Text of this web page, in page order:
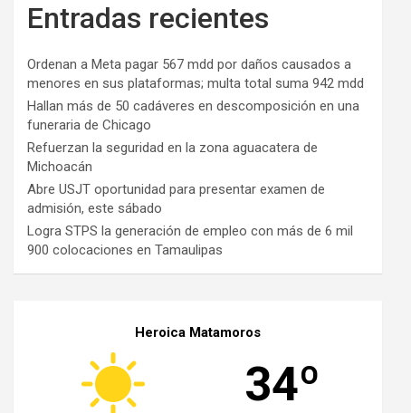
Entradas recientes
Ordenan a Meta pagar 567 mdd por daños causados a
menores en sus plataformas; multa total suma 942 mdd
Hallan más de 50 cadáveres en descomposición en una
funeraria de Chicago
Refuerzan la seguridad en la zona aguacatera de
Michoacán
Abre USJT oportunidad para presentar examen de
admisión, este sábado
Logra STPS la generación de empleo con más de 6 mil
900 colocaciones en Tamaulipas
Heroica Matamoros
34º